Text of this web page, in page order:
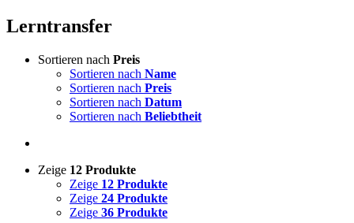
Lerntransfer
Sortieren nach Preis
Sortieren nach Name
Sortieren nach Preis
Sortieren nach Datum
Sortieren nach Beliebtheit
Zeige 12 Produkte
Zeige 12 Produkte
Zeige 24 Produkte
Zeige 36 Produkte